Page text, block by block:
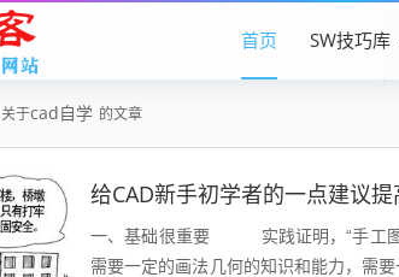
首页 SW技巧库
关于cad自学 的文章
给CAD新手初学者的一点建议
一、基础很重要 实践证明，“手工图
需要一定的画法几何的知识和能力，需